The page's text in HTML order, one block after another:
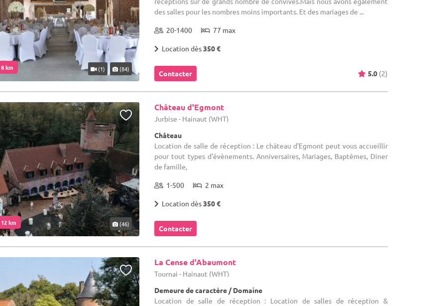
km (1) (84)
des salles pour les nombres moins importants. Et des mariages de ...
20-1400 77 max
Location dès350 €
Contacter 5.0 (2)
km (46)
Château d'Egmont
Jurbise - Hainaut (WHT)
Château
Location de salle de réception : Le château d'Egmont peut vous accueillir
pour tout types d'évènements. Anniversaires, Mariages, Baptêmes, Diner
de famille,
1-500 2 max
Location dès350 €
Contacter
La Cense d'Abaumont
Tournai - Hainaut (WHT)
Demeure de caractère / Domaine
Location de salle de réception : Location de salles de réception &